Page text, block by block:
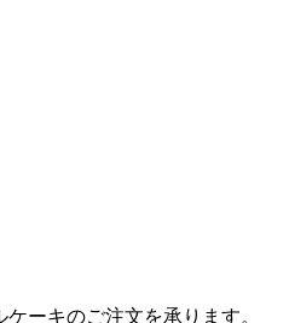
ーキのご注文を承ります。